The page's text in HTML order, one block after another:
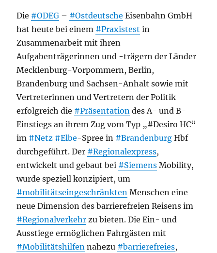
Die #ODEG – #Ostdeutsche Eisenbahn GmbH
hat heute bei einem #Praxistest in
Zusammenarbeit mit ihren
Aufgabenträgerinnen und -trägern der Länder
Mecklenburg-Vorpommern, Berlin,
Brandenburg und Sachsen-Anhalt sowie mit
Vertreterinnen und Vertretern der Politik
erfolgreich die #Präsentation des A- und B-
Einstiegs an ihrem Zug vom Typ „#Desiro HC“
im #Netz #Elbe-Spree in #Brandenburg Hbf
durchgeführt. Der #Regionalexpress,
entwickelt und gebaut bei #Siemens Mobility,
wurde speziell konzipiert, um
#mobilitätseingeschränkten Menschen eine
neue Dimension des barrierefreien Reisens im
#Regionalverkehr zu bieten. Die Ein- und
Ausstiege ermöglichen Fahrgästen mit
#Mobilitätshilfen nahezu #barrierefreies,